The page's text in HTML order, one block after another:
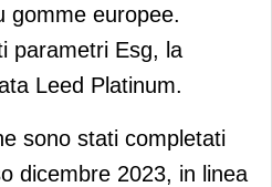
gomme europee.
parametri Esg, la
Leed Platinum.
sono stati completati
dicembre 2023, in linea